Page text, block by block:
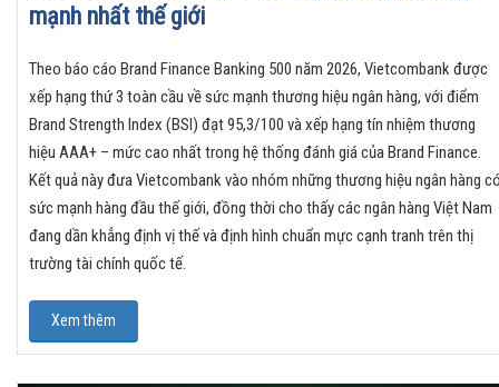
mạnh nhất thế giới
Theo báo cáo Brand Finance Banking 500 năm 2026, Vietcombank được
xếp hạng thứ 3 toàn cầu về sức mạnh thương hiệu ngân hàng, với điểm
Brand Strength Index (BSI) đạt 95,3/100 và xếp hạng tín nhiệm thương
hiệu AAA+ – mức cao nhất trong hệ thống đánh giá của Brand Finance.
Kết quả này đưa Vietcombank vào nhóm những thương hiệu ngân hàng
sức mạnh hàng đầu thế giới, đồng thời cho thấy các ngân hàng Việt Nam
đang dần khẳng định vị thế và định hình chuẩn mực cạnh tranh trên thị
trường tài chính quốc tế.
Xem thêm